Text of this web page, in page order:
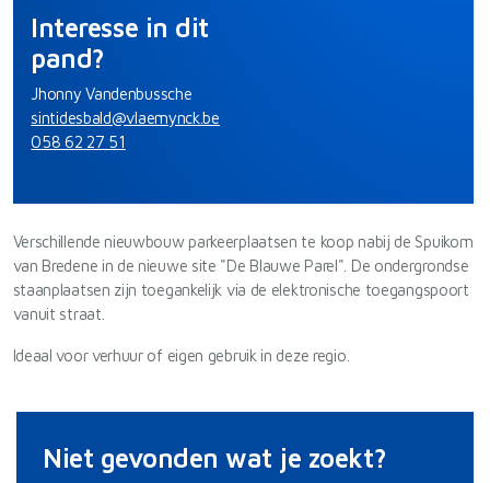
Interesse in dit
pand?
Jhonny Vandenbussche
sintidesbald@vlaemynck.be
058 62 27 51
Verschillende nieuwbouw parkeerplaatsen te koop nabij de Spuikom
van Bredene in de nieuwe site "De Blauwe Parel". De ondergrondse
staanplaatsen zijn toegankelijk via de elektronische toegangspoort
vanuit straat.
Ideaal voor verhuur of eigen gebruik in deze regio.
Niet gevonden wat je zoekt?